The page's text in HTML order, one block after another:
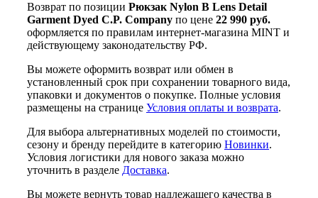
Возврат по позиции Рюкзак Nylon B Lens Detail
Garment Dyed C.P. Company по цене 22 990 руб.
оформляется по правилам интернет-магазина MINT и
действующему законодательству РФ.
Вы можете оформить возврат или обмен в
установленный срок при сохранении товарного вида,
упаковки и документов о покупке. Полные условия
размещены на странице Условия оплаты и возврата.
Для выбора альтернативных моделей по стоимости,
сезону и бренду перейдите в категорию Новинки.
Условия логистики для нового заказа можно
уточнить в разделе Доставка.
Вы можете вернуть товар надлежащего качества в